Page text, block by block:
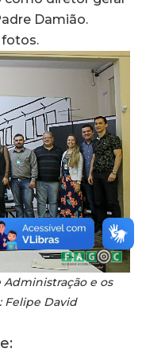
Damião.
fotos.
e os
Felipe David